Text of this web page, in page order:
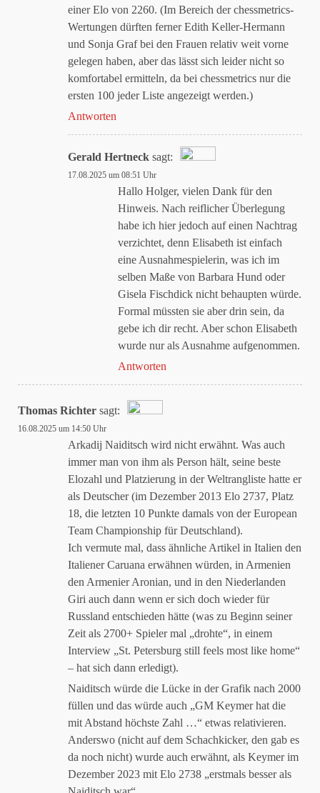
einer Elo von 2260. (Im Bereich der chessmetrics-
Wertungen dürften ferner Edith Keller-Hermann
und Sonja Graf bei den Frauen relativ weit vorne
gelegen haben, aber das lässt sich leider nicht so
komfortabel ermitteln, da bei chessmetrics nur die
ersten 100 jeder Liste angezeigt werden.)
Antworten
Gerald Hertneck sagt:
Das „Echte-Person“-Abzeichen!
Anti-Spam von CleanTalk
17.08.2025 um 08:51 Uhr
Hallo Holger, vielen Dank für den
Hinweis. Nach reiflicher Überlegung
habe ich hier jedoch auf einen Nachtrag
verzichtet, denn Elisabeth ist einfach
eine Ausnahmespielerin, was ich im
selben Maße von Barbara Hund oder
Gisela Fischdick nicht behaupten würde.
Formal müssten sie aber drin sein, da
gebe ich dir recht. Aber schon Elisabeth
wurde nur als Ausnahme aufgenommen.
Antworten
Thomas Richter sagt:
Das „Echte-Person“-Abzeichen!
Anti-Spam von CleanTalk
16.08.2025 um 14:50 Uhr
Arkadij Naiditsch wird nicht erwähnt. Was auch
immer man von ihm als Person hält, seine beste
Elozahl und Platzierung in der Weltrangliste hatte er
als Deutscher (im Dezember 2013 Elo 2737, Platz
18, die letzten 10 Punkte damals von der European
Team Championship für Deutschland).
Ich vermute mal, dass ähnliche Artikel in Italien den
Italiener Caruana erwähnen würden, in Armenien
den Armenier Aronian, und in den Niederlanden
Giri auch dann wenn er sich doch wieder für
Russland entschieden hätte (was zu Beginn seiner
Zeit als 2700+ Spieler mal „drohte“, in einem
Interview „St. Petersburg still feels most like home“
– hat sich dann erledigt).
Naiditsch würde die Lücke in der Grafik nach 2000
füllen und das würde auch „GM Keymer hat die
mit Abstand höchste Zahl …“ etwas relativieren.
Anderswo (nicht auf dem Schachkicker, den gab es
da noch nicht) wurde auch erwähnt, als Keymer im
Dezember 2023 mit Elo 2738 „erstmals besser als